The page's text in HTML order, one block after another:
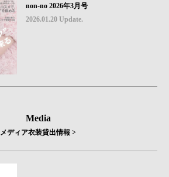
non-no 2026年3月号
2026.01.20 Update.
Media
メディア衣装貸出情報 >